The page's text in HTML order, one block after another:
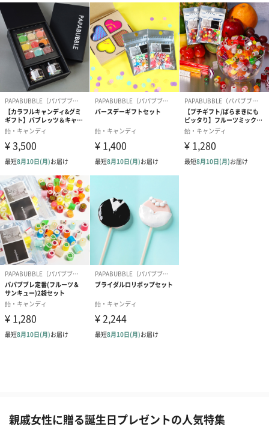
親戚女性に贈る誕生日プレゼントの人気特集